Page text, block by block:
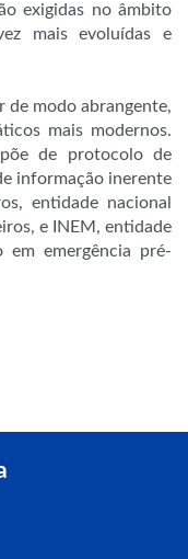
exigidas no âmbito
mais evoluídas e
de modo abrangente,
mais modernos.
de protocolo de
informação inerente
entidade nacional
e INEM, entidade
em emergência pré-